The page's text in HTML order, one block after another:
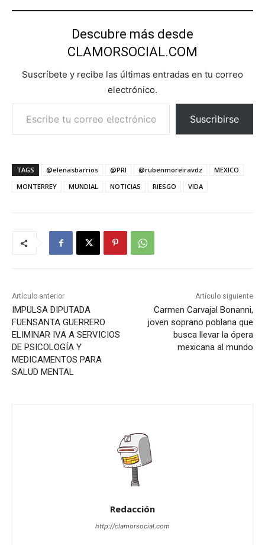
Descubre más desde
CLAMORSOCIAL.COM
Suscríbete y recibe las últimas entradas en tu correo
electrónico.
Escribe tu correo electrónico…
Suscribirse
TAGS @elenasbarrios @PRI @rubenmoreiravdz
MEXICO
MONTERREY
MUNDIAL NOTICIAS RIESGO VIDA
Artículo anterior
IMPULSA DIPUTADA
FUENSANTA GUERRERO
ELIMINAR IVA A SERVICIOS
DE PSICOLOGÍA Y
MEDICAMENTOS PARA
SALUD MENTAL
Artículo siguiente
Carmen Carvajal Bonanni,
joven soprano poblana que
busca llevar la ópera
mexicana al mundo
Redacción
http://clamorsocial.com